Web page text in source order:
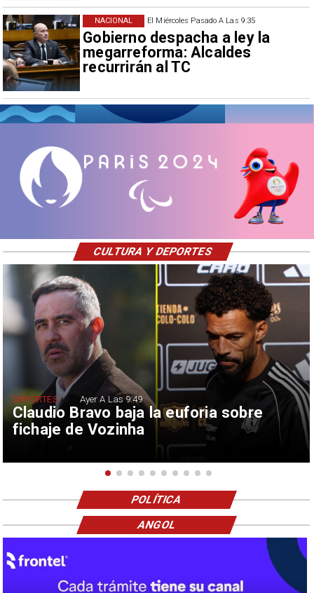
El Miércoles Pasado A Las 9:35
Gobierno despacha a ley la
megarreforma: Alcaldes
recurrirán al TC
NACIONAL
Claudio Bravo baja la euforia sobre
fichaje de Vozinha
DEPORTES Ayer A Las 9:49
CULTURA Y DEPORTES
POLÍTICA
ANGOL